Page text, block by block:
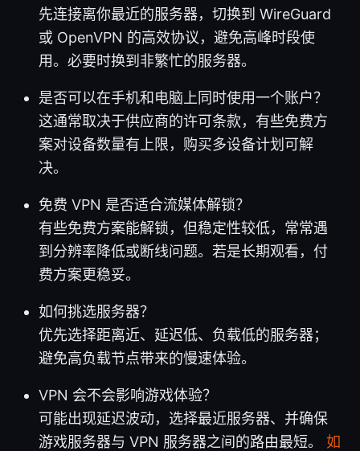
先连接离你最近的服务器，切换到 WireGuard
或 OpenVPN 的高效协议，避免高峰时段使
用。必要时换到非繁忙的服务器。
是否可以在手机和电脑上同时使用一个账户？
这通常取决于供应商的许可条款，有些免费方
案对设备数量有上限，购买多设备计划可解
决。
免费 VPN 是否适合流媒体解锁？
有些免费方案能解锁，但稳定性较低，常常遇
到分辨率降低或断线问题。若是长期观看，付
费方案更稳妥。
如何挑选服务器？
优先选择距离近、延迟低、负载低的服务器；
避免高负载节点带来的慢速体验。
VPN 会不会影响游戏体验？
可能出现延迟波动，选择最近服务器、并确保
游戏服务器与 VPN 服务器之间的路由最短。 如